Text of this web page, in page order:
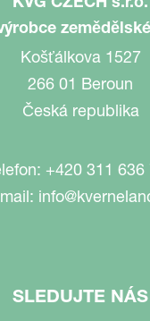
Košťálkova 1527
266 01 Beroun
Česká republika
+420 311 636
SLEDUJTE NÁS